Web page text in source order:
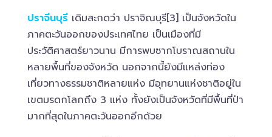
ปราจีนบุรี เดิมสะกดว่า ปราจิณบุรี[3] เป็นจังหวัดใน
ภาคตะวันออกของประเทศไทย เป็นเมืองที่มี
ประวัติศาสตร์ยาวนาน มีการพบซากโบราณสถานใน
หลายพื้นที่ของจังหวัด นอกจากนี้ยังมีแหล่งท่อง
เที่ยวทางธรรมชาติหลายแห่ง มีอุทยานแห่งชาติอยู่ใน
เขตมรดกโลกถึง 3 แห่ง ทั้งยังเป็นจังหวัดที่มีพื้นที่ป่า
มากที่สุดในภาคตะวันออกอีกด้วย